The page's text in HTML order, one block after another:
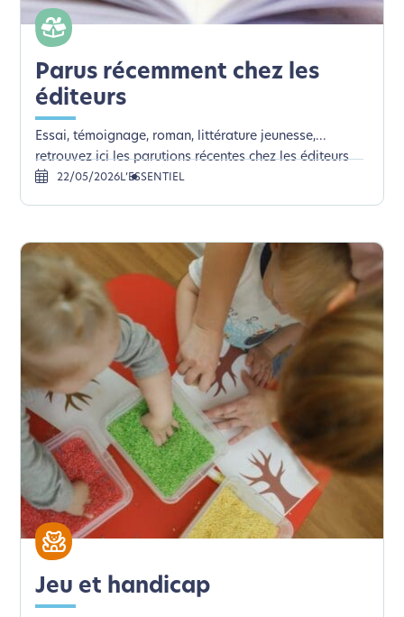
Parus récemment chez les
éditeurs
Essai, témoignage, roman, littérature jeunesse,...
retrouvez ici les parutions récentes chez les éditeurs
22/05/2026L’ESSENTIEL
Jeu et handicap